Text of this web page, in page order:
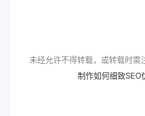
未经允许不得转载，或转载时需
制作如何细致SEO